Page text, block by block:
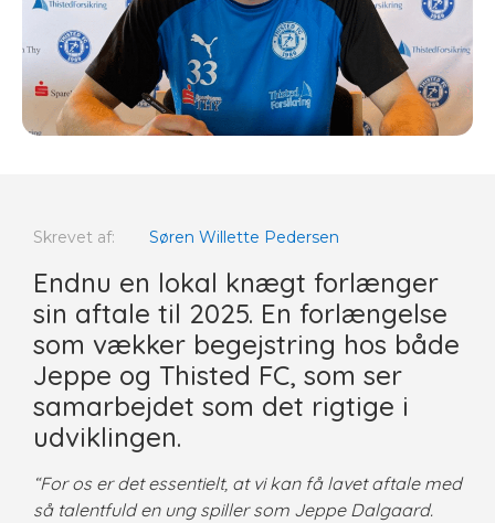
Skrevet af: Søren Willette Pedersen
Endnu en lokal knægt forlænger
sin aftale til 2025. En forlængelse
som vækker begejstring hos både
Jeppe og Thisted FC, som ser
samarbejdet som det rigtige i
udviklingen.
“For os er det essentielt, at vi kan få lavet aftale med
så talentfuld en ung spiller som Jeppe Dalgaard.